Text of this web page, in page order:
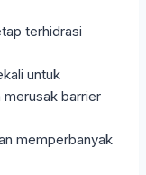
terhidrasi
untuk
barrier
memperbanyak